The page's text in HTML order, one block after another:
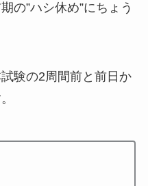
の”ハシ休め”にちょう
験の2周間前と前日か